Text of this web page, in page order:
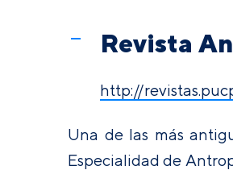
Revista
http://
Una de las más
Especialidad de